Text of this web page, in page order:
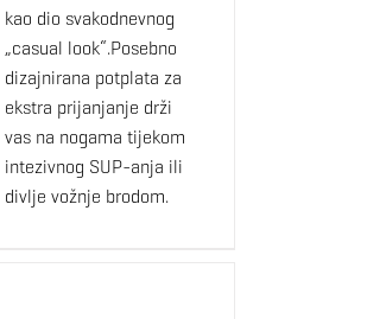
kao dio svakodnevnog
„casual look“.Posebno
dizajnirana potplata za
ekstra prijanjanje drži
vas na nogama tijekom
intezivnog SUP-anja ili
divlje vožnje brodom.